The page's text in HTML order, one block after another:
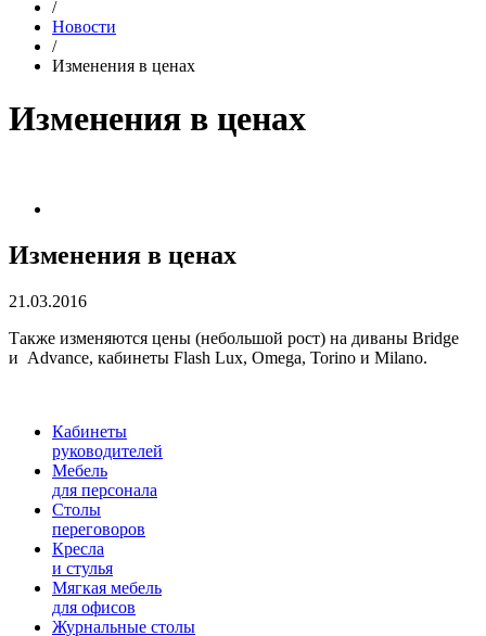
/
Новости
/
Изменения в ценах
Изменения в ценах
Изменения в ценах
21.03.2016
Также изменяются цены (небольшой рост) на диваны Bridge
и Advance, кабинеты Flash Lux, Omega, Torino и Milano.
Кабинеты
руководителей
Мебель
для персонала
Столы
переговоров
Кресла
и стулья
Мягкая мебель
для офисов
Журнальные столы